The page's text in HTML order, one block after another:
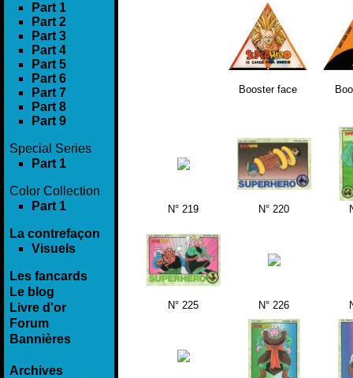
Part 1
Part 2
Part 3
Part 4
Part 5
Part 6
Part 7
Part 8
Part 9
Special Series
Part 1
Color Collection
Part 1
La contrefaçon
Visuels
Les fancards
Le blog
Livre d'or
Forum
Bannières
Archives
Booster face
N° 219 N° 220
N° 225 N° 226